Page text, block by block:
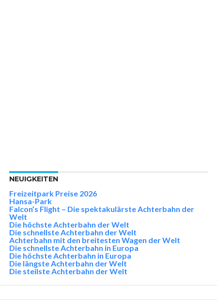
NEUIGKEITEN
Freizeitpark Preise 2026
Hansa-Park
Falcon’s Flight – Die spektakulärste Achterbahn der
Welt
Die höchste Achterbahn der Welt
Die schnellste Achterbahn der Welt
Achterbahn mit den breitesten Wagen der Welt
Die schnellste Achterbahn in Europa
Die höchste Achterbahn in Europa
Die längste Achterbahn der Welt
Die steilste Achterbahn der Welt